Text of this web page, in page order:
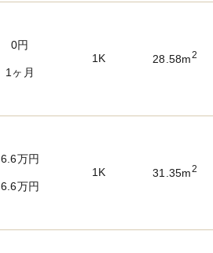
0円
1ヶ月
1K 28.58m2
6.6万円
6.6万円
1K 31.35m2